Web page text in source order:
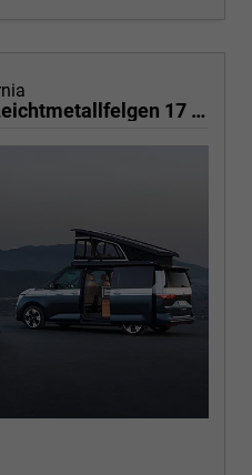
2.0 TDI 110 kW DSG Leichtmetallfelgen 17 Zoll, Markise mit Schiene und Gehäuse links, 5 Sitze, Klima, Jahre Werksgarantie,